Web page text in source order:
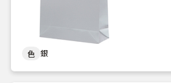
色 銀